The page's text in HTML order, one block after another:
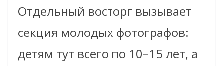
Отдельный восторг вызывает
секция молодых фотографов:
детям тут всего по 10–15 лет, а